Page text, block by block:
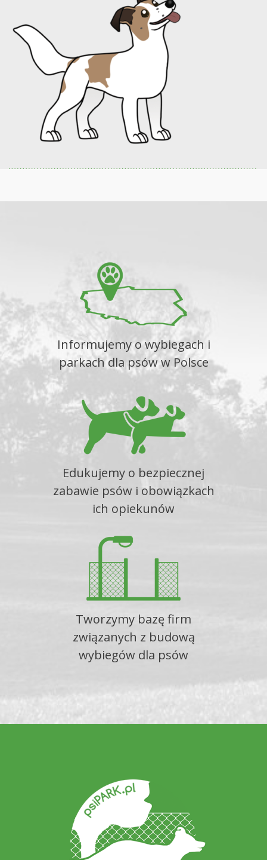
Informujemy o wybiegach i
parkach dla psów w Polsce
Edukujemy o bezpiecznej
zabawie psów i obowiązkach
ich opiekunów
Tworzymy bazę firm
związanych z budową
wybiegów dla psów